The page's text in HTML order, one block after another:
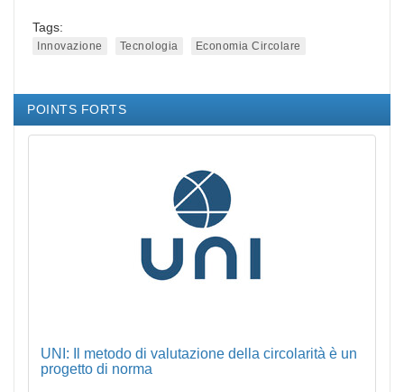
Tags:
Innovazione Tecnologia Economia Circolare
POINTS FORTS
UNI: Il metodo di valutazione della circolarità è un
progetto di norma